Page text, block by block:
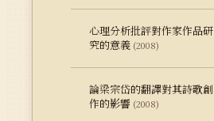
心理分析批評對作家作品研
究的意義 (2008)
論梁宗岱的翻譯對其詩歌創
作的影響 (2008)